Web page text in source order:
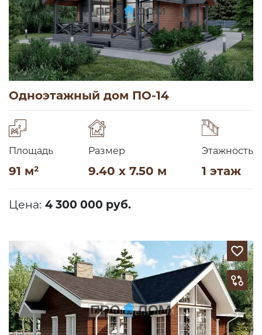
Одноэтажный дом ПО-14
Площадь
91 м²
Размер
9.40 x 7.50 м
Этажность
1 этаж
Цена: 4 300 000 руб.